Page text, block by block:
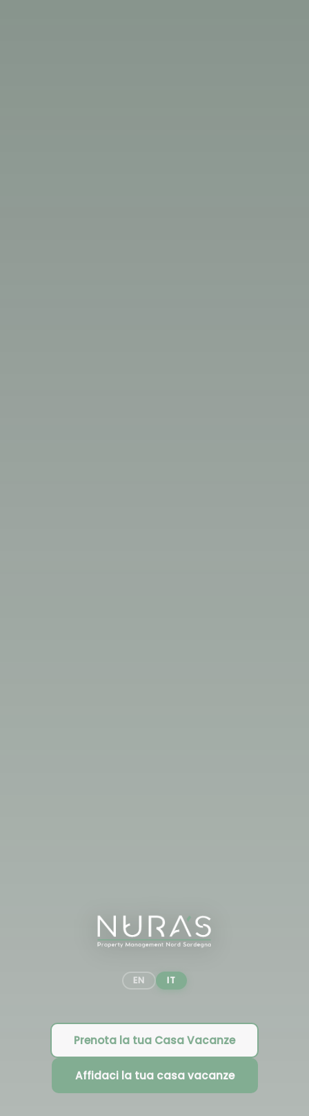
EN IT
Prenota la tua Casa Vacanze
Affidaci la tua casa vacanze